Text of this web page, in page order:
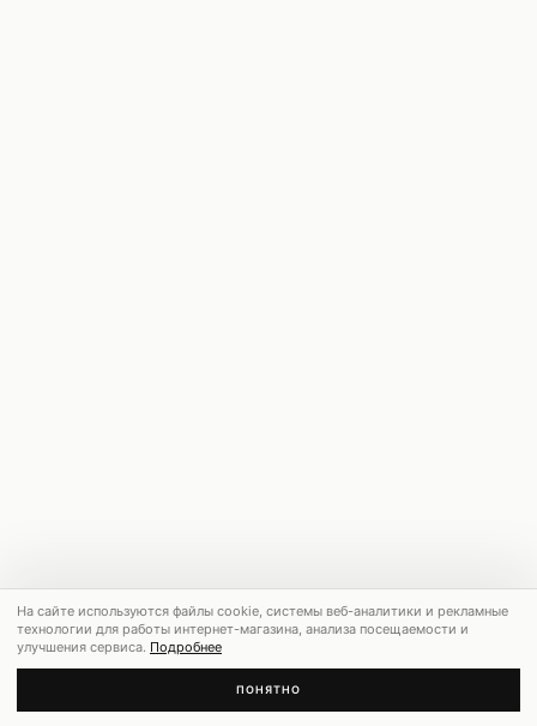
На сайте используются файлы cookie, системы веб-аналитики и рекламные
технологии для работы интернет-магазина, анализа посещаемости и
улучшения сервиса. Подробнее
ПОНЯТНО